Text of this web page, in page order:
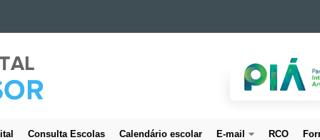
Consulta Escolas Calendário escolar E-mail RCO